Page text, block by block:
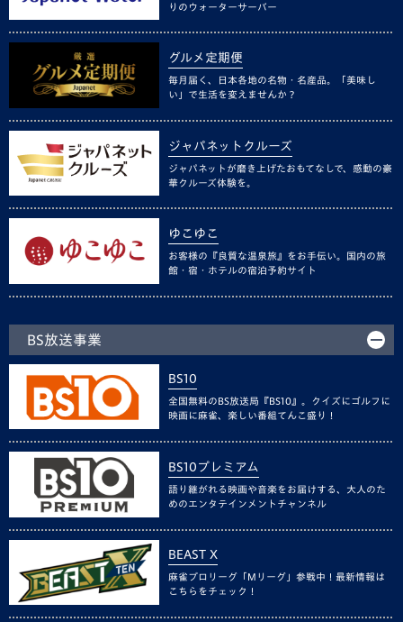
りのウォーターサーバー
グルメ定期便
毎月届く、日本各地の名物・名産品。「美味し
い」で生活を変えませんか？
ジャパネットクルーズ
ジャパネットが磨き上げたおもてなしで、感動の豪
華クルーズ体験を。
ゆこゆこ
お客様の『良質な温泉旅』をお手伝い。国内の旅
館・宿・ホテルの宿泊予約サイト
BS放送事業
BS10
全国無料のBS放送局『BS10』。クイズにゴルフに
映画に麻雀、楽しい番組てんこ盛り！
BS10プレミアム
語り継がれる映画や音楽をお届けする、大人のた
めのエンタテインメントチャンネル
BEAST X
麻雀プロリーグ「Mリーグ」参戦中！最新情報は
こちらをチェック！